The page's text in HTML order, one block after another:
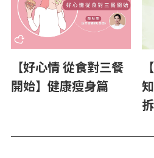
【好心情 從食對三餐
開始】健康瘦身篇